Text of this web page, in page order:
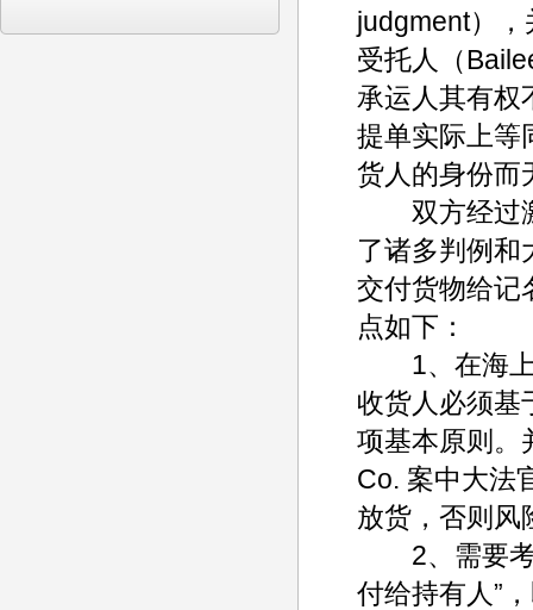
judgment）
受托人（
承运人其有权
提单实际上等
货人的身份而
双方经过激
了诸多判例和
交付货物给记
点如下：
1、在海上
收货人必须基
项基本原则。
Co. 案中大法
放货，否则风
2、需要考
付给持有人”